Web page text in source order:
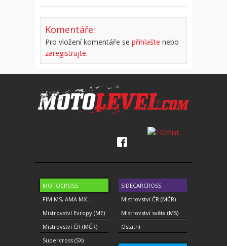
Komentáře:
Pro vložení komentáře se přihlašte nebo
zaregistrujte.
MOTOCROSS
FIM MS, AMA MX...
Mistrovství Evropy (ME)
Mistrovství ČR (MČR)
Supercross (SX)
SIDECARCROSS
Mistrovství ČR (MČR)
Mistrovství světa (MS)
Ostatní